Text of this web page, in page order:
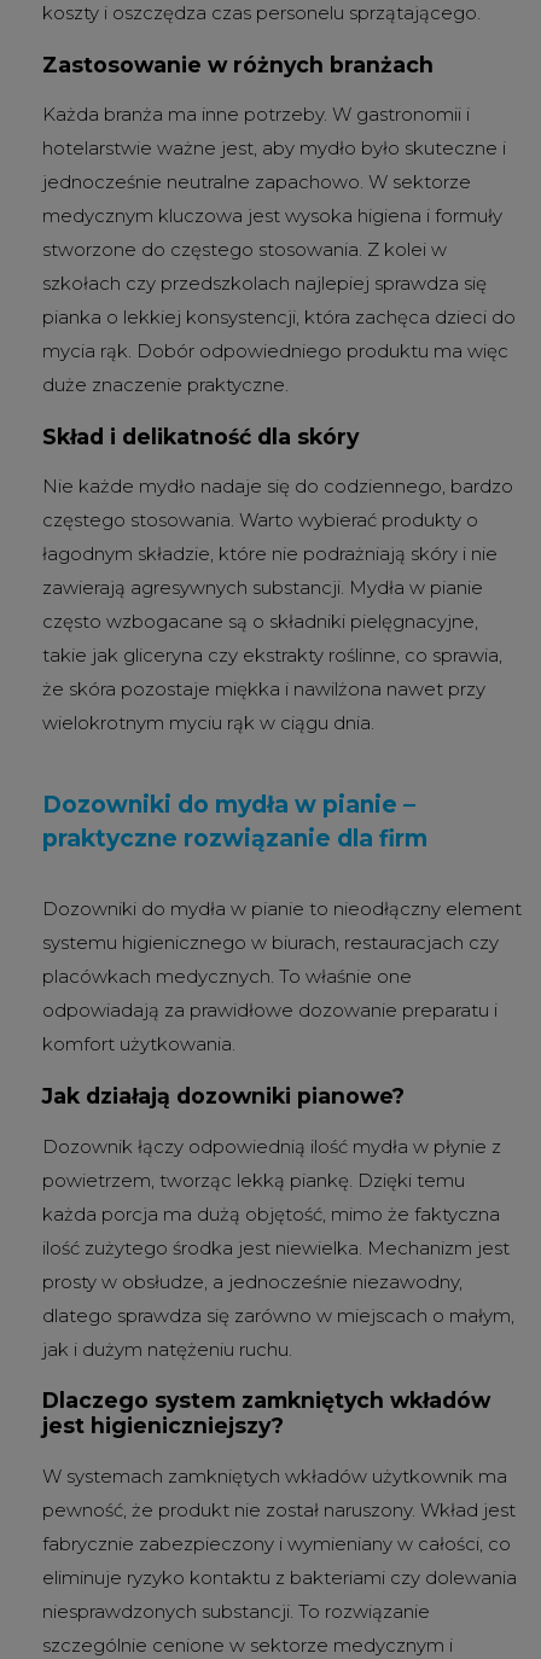
koszty i oszczędza czas personelu sprzątającego.
Zastosowanie w różnych branżach
Każda branża ma inne potrzeby. W gastronomii i
hotelarstwie ważne jest, aby mydło było skuteczne i
jednocześnie neutralne zapachowo. W sektorze
medycznym kluczowa jest wysoka higiena i formuły
stworzone do częstego stosowania. Z kolei w
szkołach czy przedszkolach najlepiej sprawdza się
pianka o lekkiej konsystencji, która zachęca dzieci do
mycia rąk. Dobór odpowiedniego produktu ma więc
duże znaczenie praktyczne.
Skład i delikatność dla skóry
Nie każde mydło nadaje się do codziennego, bardzo
częstego stosowania. Warto wybierać produkty o
łagodnym składzie, które nie podrażniają skóry i nie
zawierają agresywnych substancji. Mydła w pianie
często wzbogacane są o składniki pielęgnacyjne,
takie jak gliceryna czy ekstrakty roślinne, co sprawia,
że skóra pozostaje miękka i nawilżona nawet przy
wielokrotnym myciu rąk w ciągu dnia.
Dozowniki do mydła w pianie –
praktyczne rozwiązanie dla firm
Dozowniki do mydła w pianie to nieodłączny element
systemu higienicznego w biurach, restauracjach czy
placówkach medycznych. To właśnie one
odpowiadają za prawidłowe dozowanie preparatu i
komfort użytkowania.
Jak działają dozowniki pianowe?
Dozownik łączy odpowiednią ilość mydła w płynie z
powietrzem, tworząc lekką piankę. Dzięki temu
każda porcja ma dużą objętość, mimo że faktyczna
ilość zużytego środka jest niewielka. Mechanizm jest
prosty w obsłudze, a jednocześnie niezawodny,
dlatego sprawdza się zarówno w miejscach o małym,
jak i dużym natężeniu ruchu.
Dlaczego system zamkniętych wkładów
jest higieniczniejszy?
W systemach zamkniętych wkładów użytkownik ma
pewność, że produkt nie został naruszony. Wkład jest
fabrycznie zabezpieczony i wymieniany w całości, co
eliminuje ryzyko kontaktu z bakteriami czy dolewania
niesprawdzonych substancji. To rozwiązanie
szczególnie cenione w sektorze medycznym i